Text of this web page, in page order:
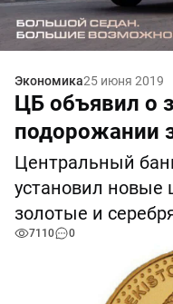
Экономика25 июня 2019
ЦБ объявил о
подорожании
Центральный
установил
золотые и
7110 0